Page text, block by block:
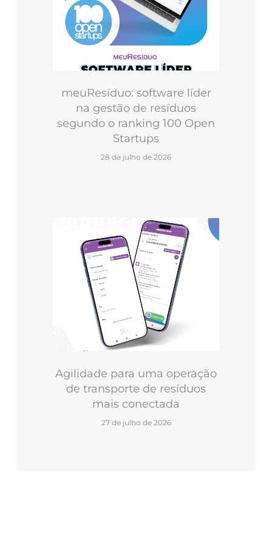
meuResíduo: software líder
na gestão de resíduos
segundo o ranking 100 Open
Startups
28 de julho de 2026
Agilidade para uma operação
de transporte de resíduos
mais conectada
27 de julho de 2026